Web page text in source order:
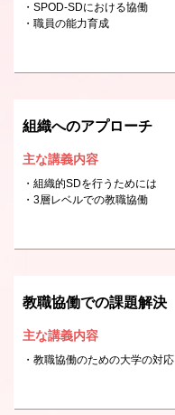
SPOD-SDにおける協働
職員の能力育成
組織へのアプローチ
主な講義内容
組織的SDを行うためには
3層レベルでの教職協働
教職協働での課題解決
主な講義内容
教職協働のための大学の対応